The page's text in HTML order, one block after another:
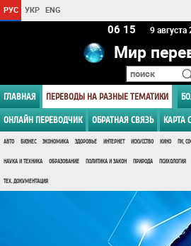
РУС УКР ENG
06:15 9 августа
Мир
ГЛАВНАЯ ПЕРЕВОДЫ НА РАЗНЫЕ ТЕМАТИКИ
ОНЛАЙН ПЕРЕВОДЧИК ОБРАТНАЯ СВЯЗЬ КАРТА
АВТО БИЗНЕС ЭКОНОМИКА ЗДОРОВЬЕ ИНТЕРНЕТ ИСКУССТВО КИНО ПК,
НАУКА И ТЕХНИКА ОБРАЗОВАНИЕ ПОЛИТИКА И ЗАКОН ПРИРОДА ПСИХОЛОГИЯ
ТЕХ. ДОКУМЕНТАЦИЯ